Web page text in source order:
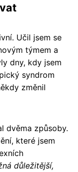
Učil jsem se
týmem a
dny, kdy jsem
syndrom
změnil
dvěma způsoby.
které jsem
důležitější,